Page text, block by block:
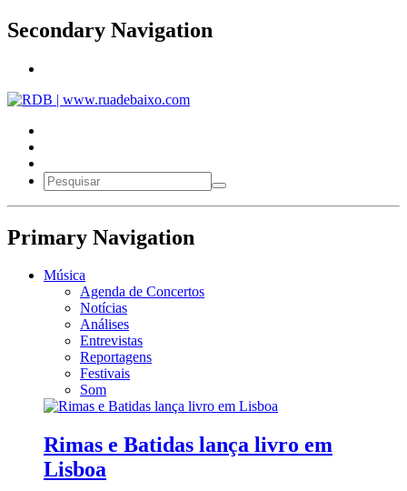
Secondary Navigation
Primary Navigation
Música
Agenda de Concertos
Notícias
Análises
Entrevistas
Reportagens
Festivais
Som
Rimas e Batidas lança livro em
Lisboa